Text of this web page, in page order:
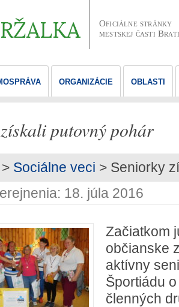
Oficiálne stránky
mestskej časti
ORGANIZÁCIE OBLASTI
putovný pohár
> Sociálne veci > Seniorky
18. júla 2016
Začiatkom
občianske
aktívny
Športiádu
členných